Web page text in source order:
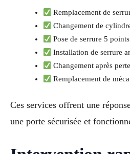
Remplacement de
Changement de
Pose de serrure 5 points
Installation de serrure
Changement après
Remplacement de
Ces services offrent une
une porte sécurisée et